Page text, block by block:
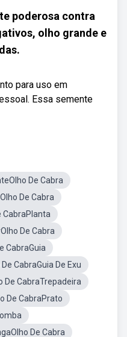
poderosa contra
olho grande e
para uso em
Essa semente
De Cabra
De Cabra
CabraPlanta
De Cabra
CabraGuia
CabraGuia De Exu
De CabraTrepadeira
De CabraPrato
De Cabra